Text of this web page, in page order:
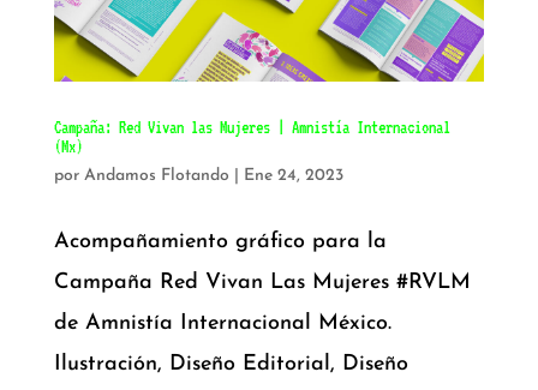
Campaña: Red Vivan las Mujeres | Amnistía Internacional
(Mx)
por Andamos Flotando Ene 24, 2023
Acompañamiento gráfico para la
Campaña Red Vivan Las Mujeres #RVLM
de Amnistía Internacional México.
Ilustración, Diseño Editorial, Diseño